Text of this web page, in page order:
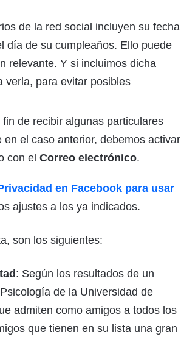
de la red social incluyen su fecha
día de su cumpleaños. Ello puede
relevante. Y si incluimos dicha
verla, para evitar posibles
de recibir algunas particulares
el caso anterior, debemos activar
con el Correo electrónico.
en Facebook para usar
ajustes a los ya indicados.
son los siguientes:
: Según los resultados de un
de la Universidad de
admiten como amigos a todos los
que tienen en su lista una gran